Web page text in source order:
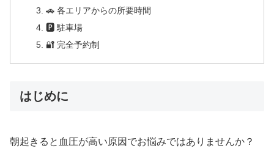
🚗 各エリアからの所要時間
🅿 駐車場
🔐 完全予約制
はじめに
朝起きると血圧が高い原因でお悩みではありませんか？